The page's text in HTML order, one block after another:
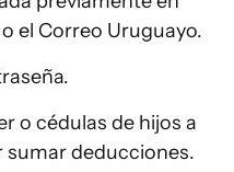
el Correo Uruguayo.
o cédulas de hijos a
sumar deducciones.